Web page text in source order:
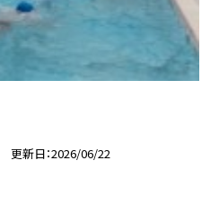
更新日 2026/06/22